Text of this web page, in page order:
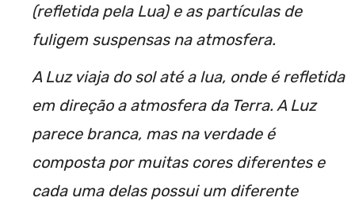
(refletida pela Lua) e as partículas de
fuligem suspensas na atmosfera.
A Luz viaja do sol até a lua, onde é refletida
em direção a atmosfera da Terra. A Luz
parece branca, mas na verdade é
composta por muitas cores diferentes e
cada uma delas possui um diferente